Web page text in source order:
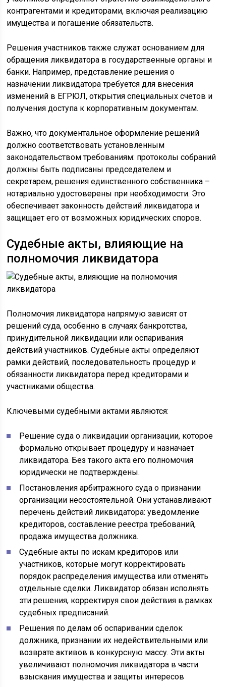
контрагентами и кредиторами, включая реализацию
имущества и погашение обязательств.
Решения участников также служат основанием для
обращения ликвидатора в государственные органы и
банки. Например, представление решения о
назначении ликвидатора требуется для внесения
изменений в ЕГРЮЛ, открытия специальных счетов и
получения доступа к корпоративным документам.
Важно, что документальное оформление решений
должно соответствовать установленным
законодательством требованиям: протоколы собраний
должны быть подписаны председателем и
секретарем, решения единственного собственника –
нотариально удостоверены при необходимости. Это
обеспечивает законность действий ликвидатора и
защищает его от возможных юридических споров.
Судебные акты, влияющие на
полномочия ликвидатора
Полномочия ликвидатора напрямую зависят от
решений суда, особенно в случаях банкротства,
принудительной ликвидации или оспаривания
действий участников. Судебные акты определяют
рамки действий, последовательность процедур и
обязанности ликвидатора перед кредиторами и
участниками общества.
Ключевыми судебными актами являются:
Решение суда о ликвидации организации, которое
формально открывает процедуру и назначает
ликвидатора. Без такого акта его полномочия
юридически не подтверждены.
Постановления арбитражного суда о признании
организации несостоятельной. Они устанавливают
перечень действий ликвидатора: уведомление
кредиторов, составление реестра требований,
продажа имущества должника.
Судебные акты по искам кредиторов или
участников, которые могут корректировать
порядок распределения имущества или отменять
отдельные сделки. Ликвидатор обязан исполнять
эти решения, корректируя свои действия в рамках
судебных предписаний.
Решения по делам об оспаривании сделок
должника, признании их недействительными или
возврате активов в конкурсную массу. Эти акты
увеличивают полномочия ликвидатора в части
взыскания имущества и защиты интересов